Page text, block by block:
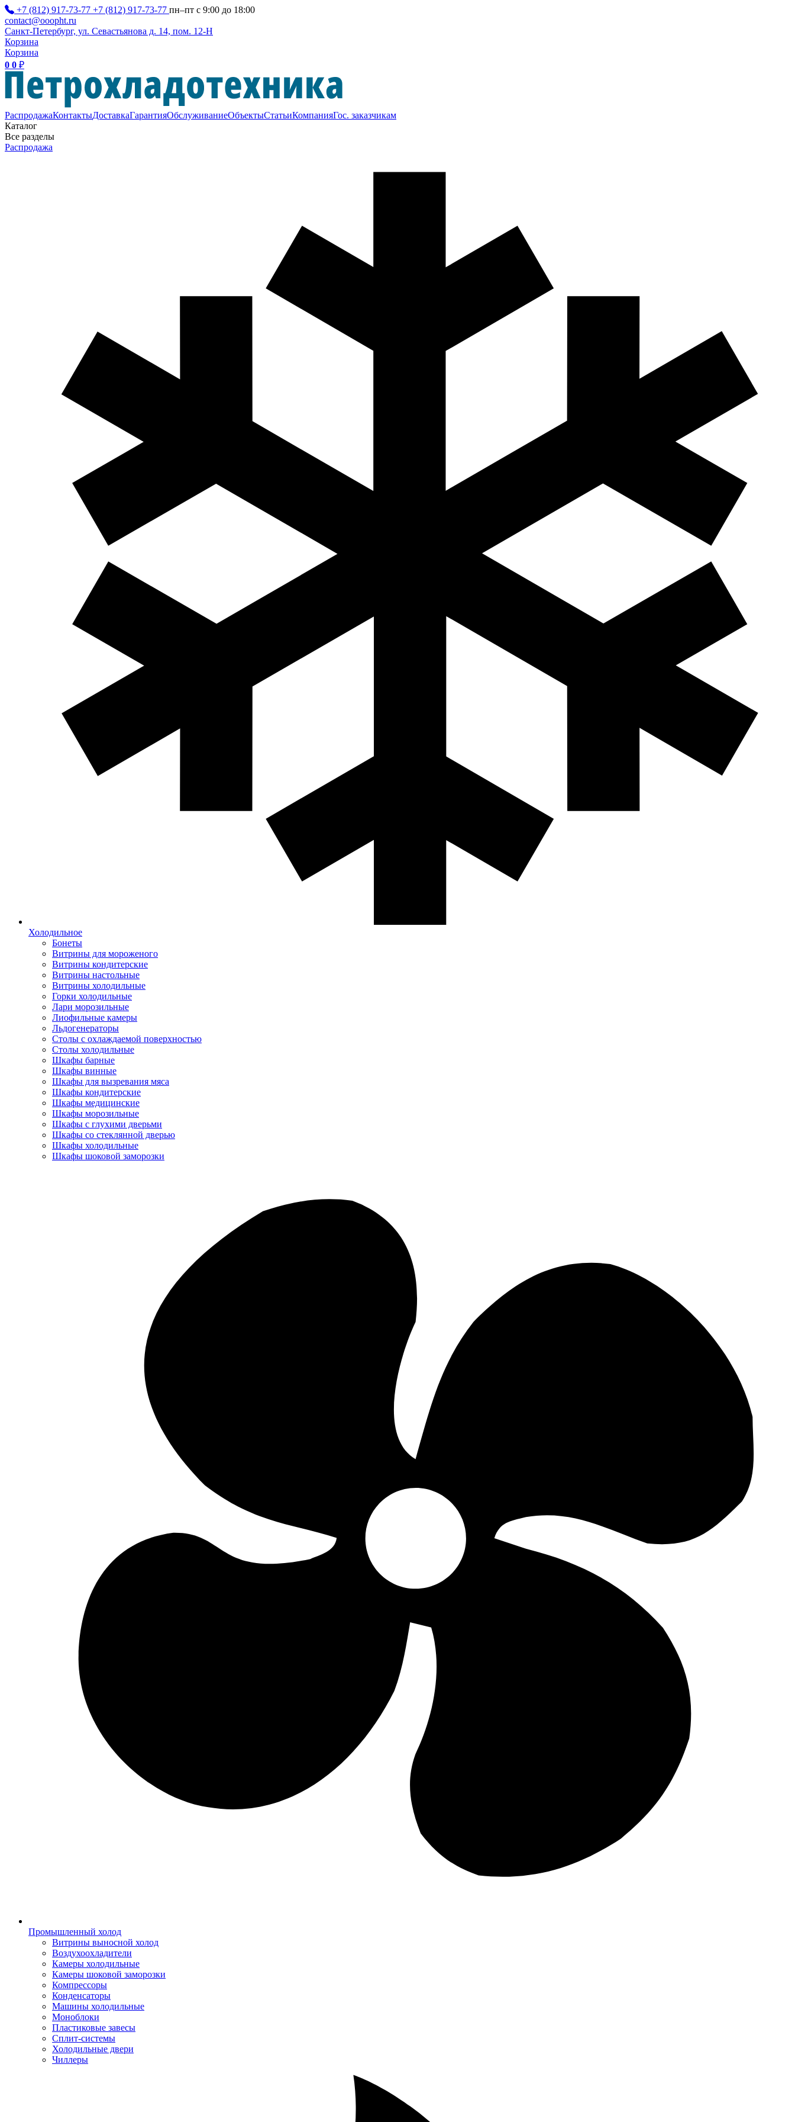
+7 (812) 917-73-77 +7 (812) 917-73-77 пн–пт с 9:00 до 18:00
contact@ooopht.ru
Санкт-Петербург, ул. Севастьянова д. 14, пом. 12-Н
Корзина
Корзина
0 0 ₽
РаспродажаКонтактыДоставкаГарантияОбслуживаниеОбъектыСтатьиКомпанияГос. заказчикам
Каталог
Все разделы
Распродажа
Холодильное
Бонеты
Витрины для мороженого
Витрины кондитерские
Витрины настольные
Витрины холодильные
Горки холодильные
Лари морозильные
Лиофильные камеры
Льдогенераторы
Столы с охлаждаемой поверхностью
Столы холодильные
Шкафы барные
Шкафы винные
Шкафы для вызревания мяса
Шкафы кондитерские
Шкафы медицинские
Шкафы морозильные
Шкафы с глухими дверьми
Шкафы со стеклянной дверью
Шкафы холодильные
Шкафы шоковой заморозки
Промышленный холод
Витрины выносной холод
Воздухоохладители
Камеры холодильные
Камеры шоковой заморозки
Компрессоры
Конденсаторы
Машины холодильные
Моноблоки
Пластиковые завесы
Сплит-системы
Холодильные двери
Чиллеры